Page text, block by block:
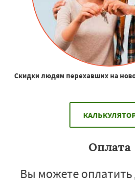
Скидки людям перехавших на
Оплата
Вы можете